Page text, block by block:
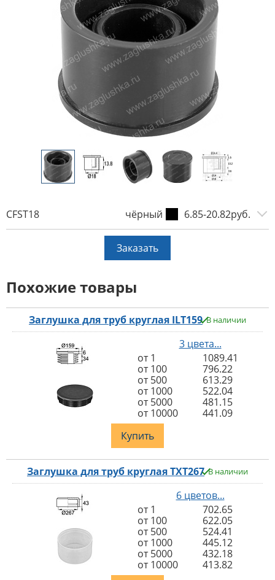
CFST18 чёрный 6.85-20.82руб.
Заказать
Похожие товары
Заглушка для труб круглая ILT159 В наличии
3 цвета...
от 1
1089.41
от 100
796.22
от 500
613.29
от 1000
522.04
от 5000
481.15
от 10000
441.09
Купить
Заглушка для труб круглая TXT267 В наличии
6 цветов...
от 1
702.65
от 100
622.05
от 500
524.41
от 1000
445.12
от 5000
432.18
от 10000
413.82